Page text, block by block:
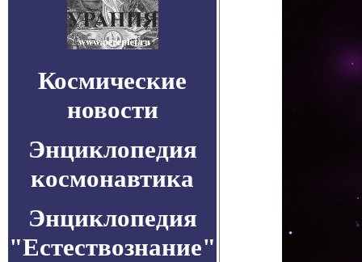
Космические
новости
Энциклопедия
космонавтика
Энциклопедия
"Естествознание"